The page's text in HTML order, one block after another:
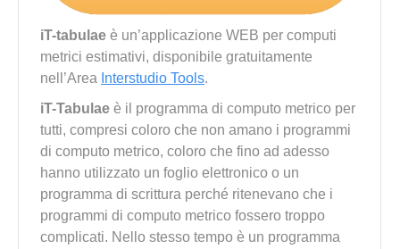
iT-tabulae è un’applicazione WEB per computi
metrici estimativi, disponibile gratuitamente
nell’Area Interstudio Tools.
iT-Tabulae è il programma di computo metrico per
tutti, compresi coloro che non amano i programmi
di computo metrico, coloro che fino ad adesso
hanno utilizzato un foglio elettronico o un
programma di scrittura perché ritenevano che i
programmi di computo metrico fossero troppo
complicati. Nello stesso tempo è un programma